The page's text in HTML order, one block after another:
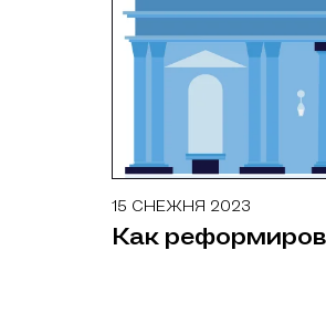
15 СНЕЖНЯ 2023
Как